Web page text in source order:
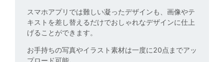
スマホアプリでは難しい凝ったデザインも、画像やテ
キストを差し替えるだけでおしゃれなデザインに仕上
げることができます。
お手持ちの写真やイラスト素材は一度に20点までアッ